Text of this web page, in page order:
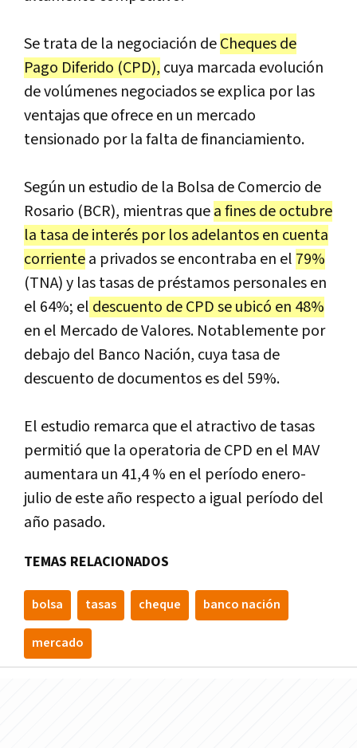
Se trata de la negociación deCheques de
Pago Diferido (CPD), cuya marcada evolución
de volúmenes negociados se explica por las
ventajas que ofrece en un mercado
tensionado por la falta de financiamiento.
Según un estudio de la Bolsa de Comercio de
Rosario (BCR), mientras quea fines de octubre
la tasa de interés por los adelantos en cuenta
corrientea privados se encontraba en el 79%
(TNA) y las tasas de préstamos personales en
el 64%; el descuento de CPD se ubicó en 48%
en el Mercado de Valores. Notablemente por
debajo del Banco Nación, cuya tasa de
descuento de documentos es del 59%.
El estudio remarca que el atractivo de tasas
permitió que la operatoria de CPD en el MAV
aumentara un 41,4 % en el período enero-
julio de este año respecto a igual período del
año pasado.
TEMAS RELACIONADOS
bolsa tasas cheque banco nación
mercado